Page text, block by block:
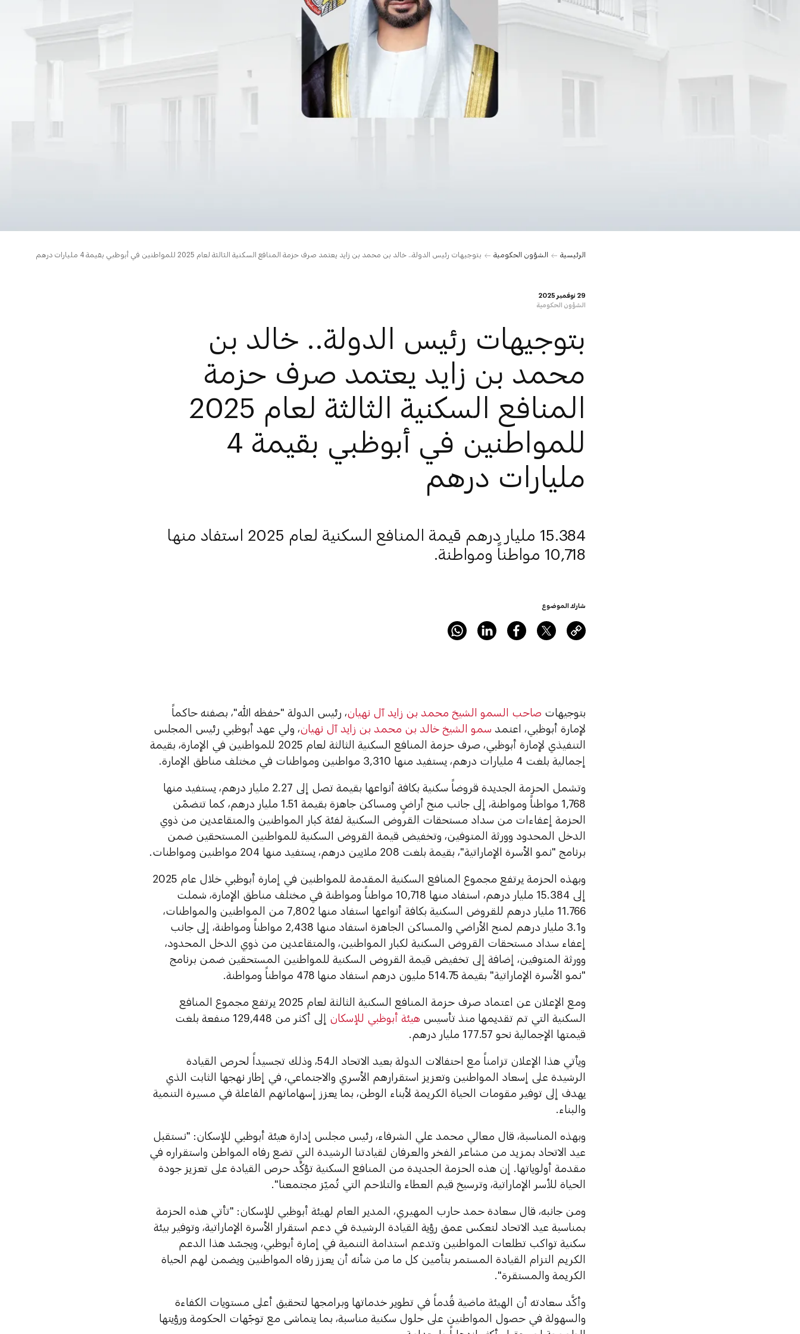
الرئيسية الشؤون الحكومية بتوجيهات رئيس الدولة.. خالد بن محمد بن زايد يعتمد صرف حزمة المنافع السكنية الثالثة لعام 2025 للمواطنين في أبوظبي بقيمة 4 مليارات درهم
29 نوفمبر 2025
الشؤون الحكومية
بتوجيهات رئيس الدولة.. خالد بن
محمد بن زايد يعتمد صرف حزمة
المنافع السكنية الثالثة لعام 2025
للمواطنين في أبوظبي بقيمة 4
مليارات درهم
15.384 مليار درهم قيمة المنافع السكنية لعام 2025 استفاد منها
10,718 مواطناً ومواطنة.
شارك الموضوع
بتوجيهات صاحب السمو الشيخ محمد بن زايد آل نهيان، رئيس الدولة "حفظه الله"، بصفته حاكماً
لإمارة أبوظبي، اعتمد سمو الشيخ خالد بن محمد بن زايد آل نهيان، ولي عهد أبوظبي رئيس المجلس
التنفيذي لإمارة أبوظبي، صرف حزمة المنافع السكنية الثالثة لعام 2025 للمواطنين في الإمارة، بقيمة
إجمالية بلغت 4 مليارات درهم، يستفيد منها 3,310 مواطنين ومواطنات في مختلف مناطق الإمارة.
وتشمل الحزمة الجديدة قروضاً سكنية بكافة أنواعها بقيمة تصل إلى 2.27 مليار درهم، يستفيد منها
1,768 مواطناً ومواطنة، إلى جانب منح أراضٍ ومساكن جاهزة بقيمة 1.51 مليار درهم، كما تتضمّن
الحزمة إعفاءات من سداد مستحقات القروض السكنية لفئة كبار المواطنين والمتقاعدين من ذوي
الدخل المحدود وورثة المتوفين، وتخفيض قيمة القروض السكنية للمواطنين المستحقين ضمن
برنامج "نمو الأسرة الإماراتية"، بقيمة بلغت 208 ملايين درهم، يستفيد منها 204 مواطنين ومواطنات.
وبهذه الحزمة يرتفع مجموع المنافع السكنية المقدمة للمواطنين في إمارة أبوظبي خلال عام 2025
إلى 15.384 مليار درهم، استفاد منها 10,718 مواطناً ومواطنة في مختلف مناطق الإمارة، شملت
11.766 مليار درهم للقروض السكنية بكافة أنواعها استفاد منها 7,802 من المواطنين والمواطنات،
و3.1 مليار درهم لمنح الأراضي والمساكن الجاهزة استفاد منها 2,438 مواطناً ومواطنة، إلى جانب
إعفاء سداد مستحقات القروض السكنية لكبار المواطنين، والمتقاعدين من ذوي الدخل المحدود،
وورثة المتوفين، إضافة إلى تخفيض قيمة القروض السكنية للمواطنين المستحقين ضمن برنامج
"نمو الأسرة الإماراتية" بقيمة 514.75 مليون درهم استفاد منها 478 مواطناً ومواطنة.
ومع الإعلان عن اعتماد صرف حزمة المنافع السكنية الثالثة لعام 2025 يرتفع مجموع المنافع
السكنية التي تم تقديمها منذ تأسيس هيئة أبوظبي للإسكان
إلى أكثر من 129,448 منفعة بلغت
قيمتها الإجمالية نحو 177.57 مليار درهم.
ويأتي هذا الإعلان تزامناً مع احتفالات الدولة بعيد الاتحاد الـ54، وذلك تجسيداً لحرص القيادة
الرشيدة على إسعاد المواطنين وتعزيز استقرارهم الأسري والاجتماعي، في إطار نهجها الثابت الذي
يهدف إلى توفير مقومات الحياة الكريمة لأبناء الوطن، بما يعزز إسهاماتهم الفاعلة في مسيرة التنمية
والبناء.
وبهذه المناسبة، قال معالي محمد علي الشرفاء، رئيس مجلس إدارة هيئة أبوظبي للإسكان: "نستقبل
عيد الاتحاد بمزيد من مشاعر الفخر والعرفان لقيادتنا الرشيدة التي تضع رفاه المواطن واستقراره في
مقدمة أولوياتها. إن هذه الحزمة الجديدة من المنافع السكنية تؤكِّد حرص القيادة على تعزيز جودة
الحياة للأسر الإماراتية، وترسيخ قيم العطاء والتلاحم التي تُميّز مجتمعنا".
ومن جانبه، قال سعادة حمد حارب المهيري، المدير العام لهيئة أبوظبي للإسكان: "تأتي هذه الحزمة
بمناسبة عيد الاتحاد لتعكس عمق رؤية القيادة الرشيدة في دعم استقرار الأسرة الإماراتية، وتوفير بيئة
سكنية تواكب تطلعات المواطنين وتدعم استدامة التنمية في إمارة أبوظبي، ويجسّد هذا الدعم
الكريم التزام القيادة المستمر بتأمين كل ما من شأنه أن يعزز رفاه المواطنين ويضمن لهم الحياة
الكريمة والمستقرة".
وأكَّد سعادته أن الهيئة ماضية قُدماً في تطوير خدماتها وبرامجها لتحقيق أعلى مستويات الكفاءة
والسهولة في حصول المواطنين على حلول سكنية مناسبة، بما يتماشى مع توجّهات الحكومة ورؤيتها